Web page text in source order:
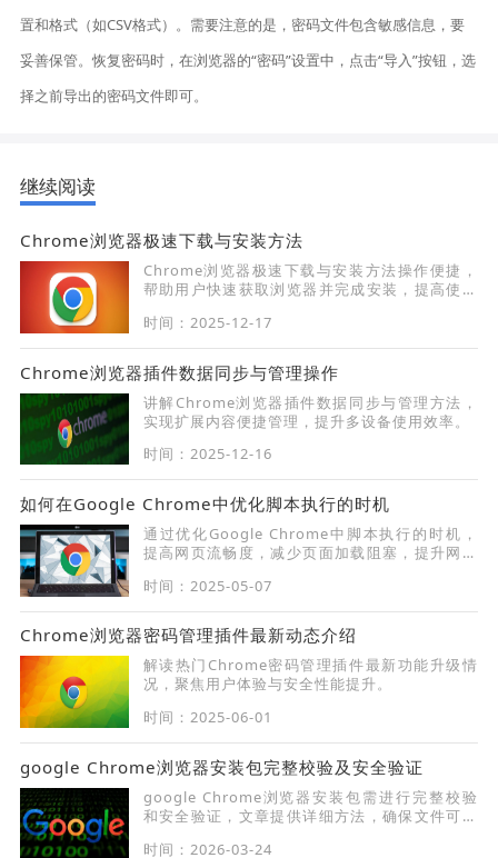
置和格式（如CSV格式）。需要注意的是，密码文件包含敏感信息，要
妥善保管。恢复密码时，在浏览器的“密码”设置中，点击“导入”按钮，选
择之前导出的密码文件即可。
继续阅读
Chrome浏览器极速下载与安装方法
Chrome浏览器极速下载与安装方法操作便捷，
帮助用户快速获取浏览器并完成安装，提高使用
时间：2025-12-17
Chrome浏览器插件数据同步与管理操作
讲解Chrome浏览器插件数据同步与管理方法，
实现扩展内容便捷管理，提升多设备使用效率。
时间：2025-12-16
如何在Google Chrome中优化脚本执行的时机
通过优化Google Chrome中脚本执行的时机，
提高网页流畅度，减少页面加载阻塞，提升网页
时间：2025-05-07
Chrome浏览器密码管理插件最新动态介绍
解读热门Chrome密码管理插件最新功能升级情
况，聚焦用户体验与安全性能提升。
时间：2025-06-01
google Chrome浏览器安装包完整校验及安全验证
google Chrome浏览器安装包需进行完整校验
和安全验证，文章提供详细方法，确保文件可靠
时间：2026-03-24